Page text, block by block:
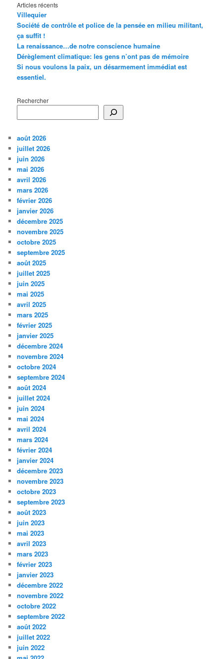
Articles récents
Villequier
Société de contrôle et police de la pensée en milieu militant,
ça suffit !
La renaissance…de notre conscience humaine
Dérèglement climatique: les gens n’ont pas de mémoire
Si nous voulons la paix, un désarmement immédiat est
essentiel.
Rechercher
août 2026
juillet 2026
juin 2026
mai 2026
avril 2026
mars 2026
février 2026
janvier 2026
décembre 2025
novembre 2025
octobre 2025
septembre 2025
août 2025
juillet 2025
juin 2025
mai 2025
avril 2025
mars 2025
février 2025
janvier 2025
décembre 2024
novembre 2024
octobre 2024
septembre 2024
août 2024
juillet 2024
juin 2024
mai 2024
avril 2024
mars 2024
février 2024
janvier 2024
décembre 2023
novembre 2023
octobre 2023
septembre 2023
août 2023
juin 2023
mai 2023
avril 2023
mars 2023
février 2023
janvier 2023
décembre 2022
novembre 2022
octobre 2022
septembre 2022
août 2022
juillet 2022
juin 2022